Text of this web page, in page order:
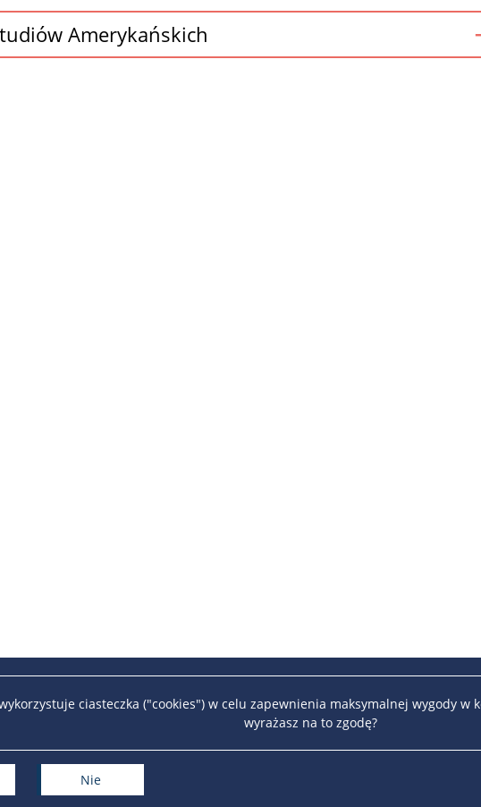
ciasteczka ("cookies") w celu zapewnienia maksymalnej wygody w
wyrażasz na to zgodę?
Nie
Amerykańskich